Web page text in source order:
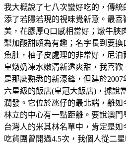
我大概說了七八次蠻好吃的，傳
添了若隱若現的視味覺新意。最
美，花膠厚Q口感相當好；燉牛脥
梨加酸甜頗為有趣；名字長到要
魚肚，柚子皮處理的非常好，尼
皇燉奶凍水嫩清新透爽甜，我喜
是那麼熟悉的新濠鋒，但建於
六星級的飯店(皇冠大飯店)，據說
潤發。它位於氹仔的最北端，離
林立的中心有一點距離。要說澳
台灣人的米其林名單中，肯定是
吃貨團曾開過4.5次，我個人從二